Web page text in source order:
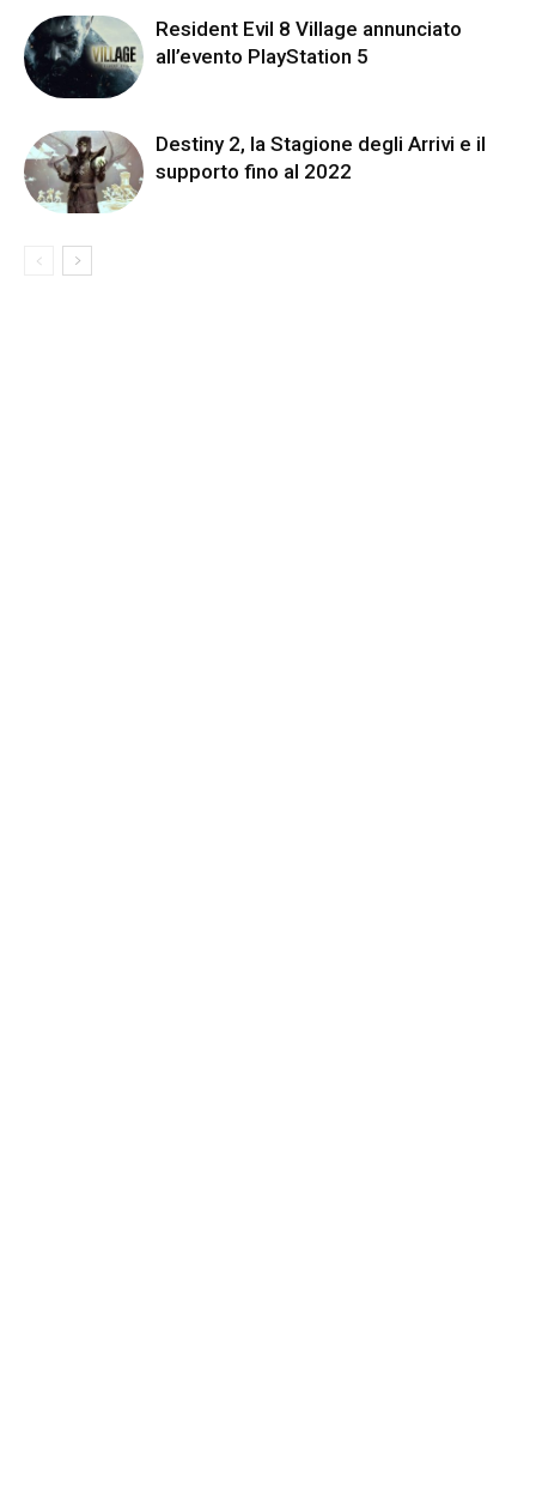
Resident Evil 8 Village annunciato
all’evento PlayStation 5
Destiny 2, la Stagione degli Arrivi e il
supporto fino al 2022